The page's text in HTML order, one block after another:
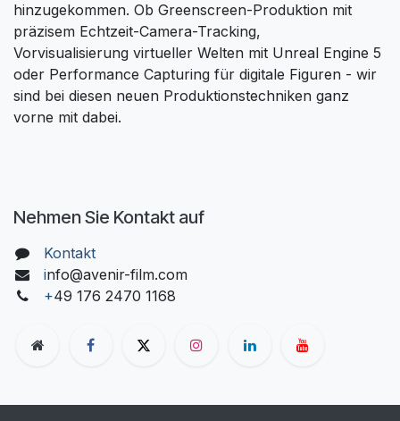
hinzugekommen. Ob Greenscreen-Produktion mit
präzisem Echtzeit-Camera-Tracking,
Vorvisualisierung virtueller Welten mit Unreal Engine 5
oder Performance Capturing für digitale Figuren - wir
sind bei diesen neuen Produktionstechniken ganz
vorne mit dabei.
Nehmen Sie Kontakt auf
Kontakt
info@avenir-film.com
+49 176 2470 1168